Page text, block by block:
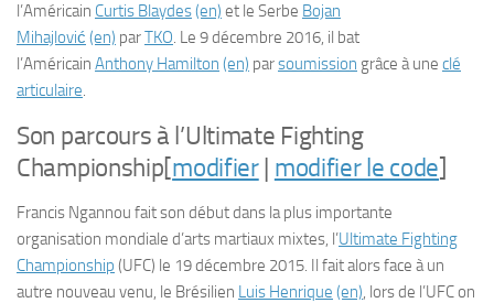
l’Américain Curtis Blaydes(en) et le Serbe Bojan
Mihajlović (en) parTKO. Le 9 décembre 2016, il bat
l’Américain Anthony Hamilton (en) parsoumission grâce à une clé
articulaire.
Son parcours à l’Ultimate Fighting
Championship[modifier| modifier le code]
Francis Ngannou fait son début dans la plus importante
organisation mondiale d’arts martiaux mixtes, l’Ultimate Fighting
Championship (UFC) le 19 décembre 2015. Il fait alors face à un
autre nouveau venu, le Brésilien Luis Henrique (en), lors de l’UFC on